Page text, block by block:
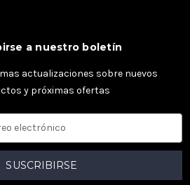
a nuestro boletín
actualizaciones sobre nuevos
y próximas ofertas